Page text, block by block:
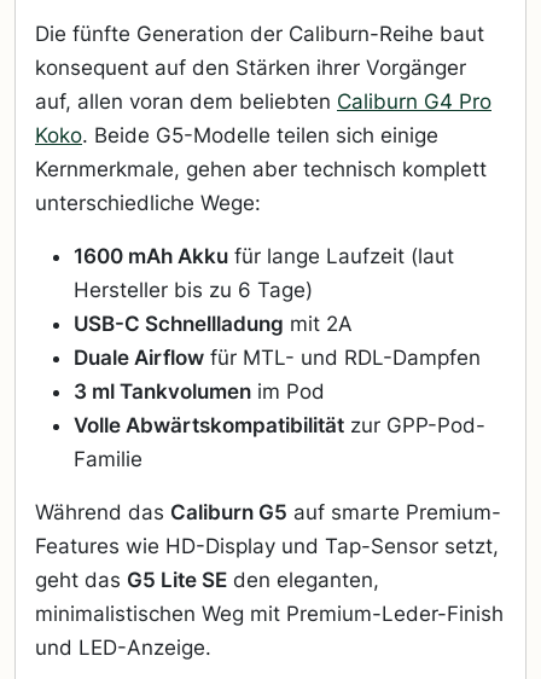
Die fünfte Generation der Caliburn-Reihe baut
konsequent auf den Stärken ihrer Vorgänger
auf, allen voran dem beliebten Caliburn G4 Pro
Koko. Beide G5-Modelle teilen sich einige
Kernmerkmale, gehen aber technisch komplett
unterschiedliche Wege:
1600 mAh Akku für lange Laufzeit (laut
Hersteller bis zu 6 Tage)
USB-C Schnellladung mit 2A
Duale Airflow für MTL- und RDL-Dampfen
3 ml Tankvolumen im Pod
Volle Abwärtskompatibilität zur GPP-Pod-
Familie
Während das Caliburn G5 auf smarte Premium-
Features wie HD-Display und Tap-Sensor setzt,
geht das G5 Lite SE den eleganten,
minimalistischen Weg mit Premium-Leder-Finish
und LED-Anzeige.